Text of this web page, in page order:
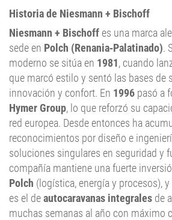
Historia de Niesmann + Bischoff
Niesmann + Bischoff es una marca
sede en Polch (Renania‑Palatinado).
moderno se sitúa en 1981, cuando
que marcó estilo y sentó las bases de
innovación y confort. En 1996 pasó a
Hymer Group, lo que reforzó su
red europea. Desde entonces ha
reconocimientos por diseño e
soluciones singulares en seguridad y
compañía mantiene una fuerte
Polch (logística, energía y procesos),
es el deautocaravanas integrales de
muchas semanas al año con máximo